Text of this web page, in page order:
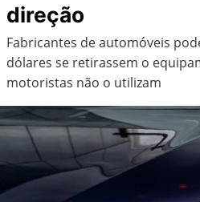
direção
Fabricantes de automóveis
dólares se retirassem o
motoristas não o utilizam